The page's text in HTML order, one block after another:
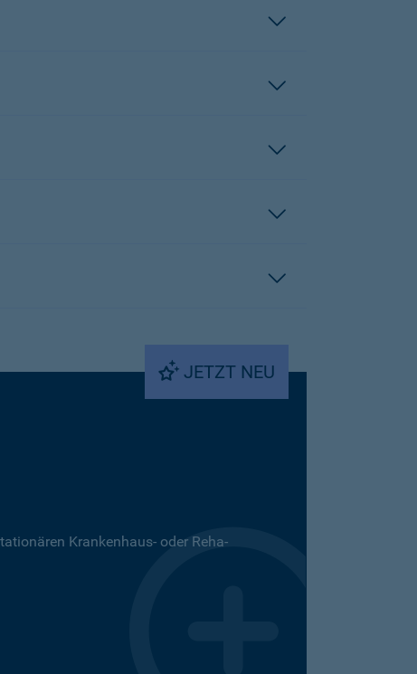
JETZT NEU
Krankenhaus- oder Reha-